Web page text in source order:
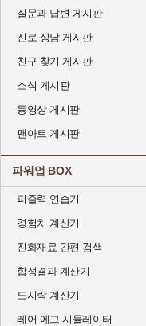
질문과 답변 게시판
진로 상담 게시판
친구 찾기 게시판
소식 게시판
동영상 게시판
팬아트 게시판
파워업 BOX
퍼즐력 연습기
경험치 계산기
진화재료 간편 검색
합성결과 계산기
도시락 계산기
레어 에그 시뮬레이터